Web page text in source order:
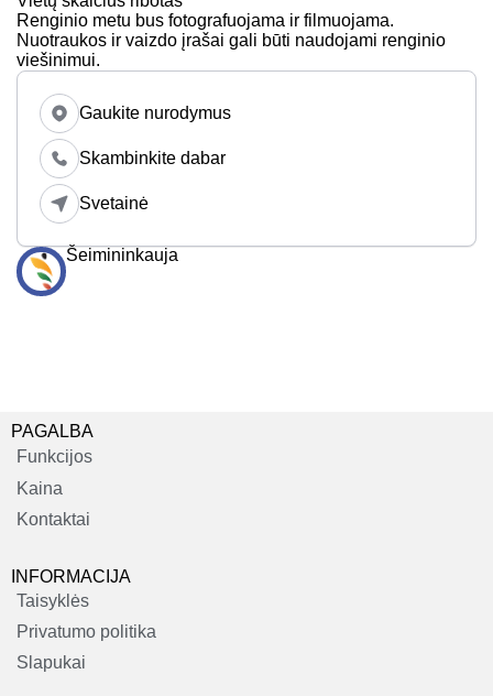
Renginio metu bus fotografuojama ir filmuojama.
Nuotraukos ir vaizdo įrašai gali būti naudojami renginio
viešinimui.
Gaukite nurodymus
Skambinkite dabar
Svetainė
Šeimininkauja
PAGALBA
Funkcijos
Kaina
Kontaktai
INFORMACIJA
Taisyklės
Privatumo politika
Slapukai